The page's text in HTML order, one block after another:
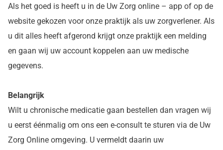
Als het goed is heeft u in de Uw Zorg online – app of op de
website gekozen voor onze praktijk als uw zorgverlener. Als
u dit alles heeft afgerond krijgt onze praktijk een melding
en gaan wij uw account koppelen aan uw medische
gegevens.
Belangrijk
Wilt u chronische medicatie gaan bestellen dan vragen wij
u eerst éénmalig om ons een e-consult te sturen via de Uw
Zorg Online omgeving. U vermeldt daarin uw